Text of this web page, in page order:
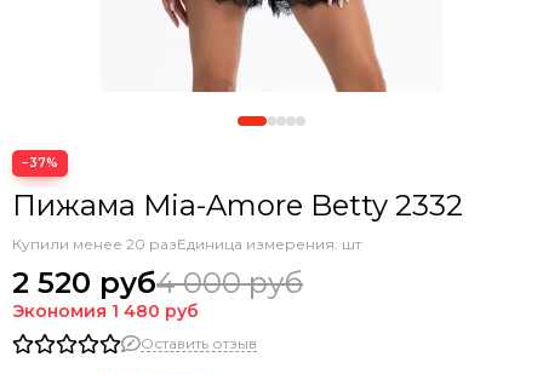
−37%
Пижама Mia-Amore Betty 2332
Купили менее 20 разЕдиница измерения: шт
2 520 руб4 000 руб
Экономия 1 480 руб
Оставить отзыв